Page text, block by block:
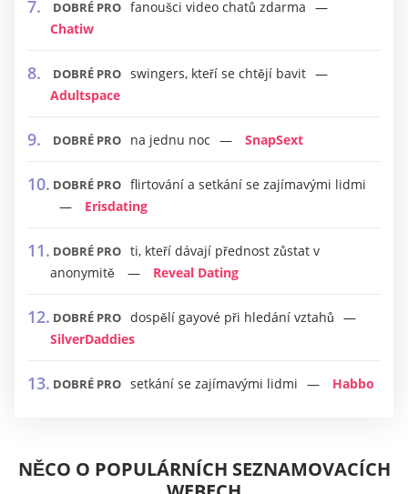
DOBRÉ PRO fanoušci video chatů zdarma
Chatiw
DOBRÉ PRO swingers, kteří se chtějí bavit
Adultspace
DOBRÉ PRO na jednu noc SnapSext
DOBRÉ PRO flirtování a setkání se zajímavými lidmi
Erisdating
DOBRÉ PRO ti, kteří dávají přednost zůstat v
anonymitě
Reveal Dating
DOBRÉ PRO dospělí gayové při hledání vztahů
SilverDaddies
DOBRÉ PRO setkání se zajímavými lidmi Habbo
NĚCO O POPULÁRNÍCH SEZNAMOVACÍCH